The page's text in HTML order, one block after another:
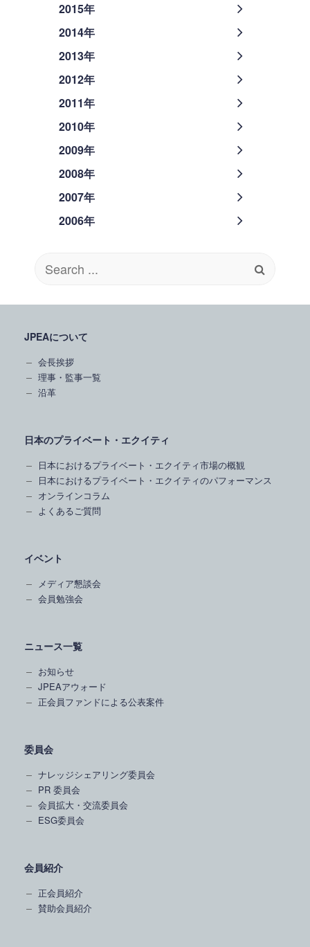
2015年
2014年
2013年
2012年
2011年
2010年
2009年
2008年
2007年
2006年
for:
JPEAについて
会長挨拶
理事・監事一覧
沿革
日本のプライベート・エクイティ
日本におけるプライベート・エクイティ市場の概観
日本におけるプライベート・エクイティのパフォーマンス
オンラインコラム
よくあるご質問
イベント
メディア懇談会
会員勉強会
ニュース一覧
お知らせ
JPEAアウォード
正会員ファンドによる公表案件
委員会
ナレッジシェアリング委員会
PR 委員会
会員拡大・交流委員会
ESG委員会
会員紹介
正会員紹介
賛助会員紹介